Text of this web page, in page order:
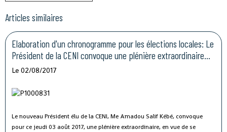
Articles similaires
Elaboration d'un chronogramme pour les élections locales: Le
Président de la CENI convoque une plénière extraordinaire
pour se pencher sur la question
Le 02/08/2017
Le nouveau Président élu de la CENI, Me Amadou Salif Kébé, convoque
pour ce jeudi 03 août 2017, une plénière extraordinaire, en vue de se